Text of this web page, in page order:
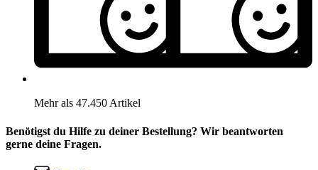
Mehr als 47.450 Artikel
Benötigst du Hilfe zu deiner Bestellung? Wir beantworten
gerne deine Fragen.